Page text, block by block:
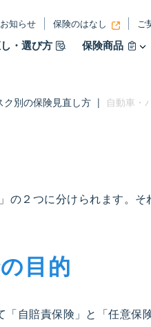
お知らせ 保険のはなし ご
・選び方 保険商品
ク別の保険見直し方 | 自動車・
２つに分けられます。そ
目的
自賠責保険」と「任意